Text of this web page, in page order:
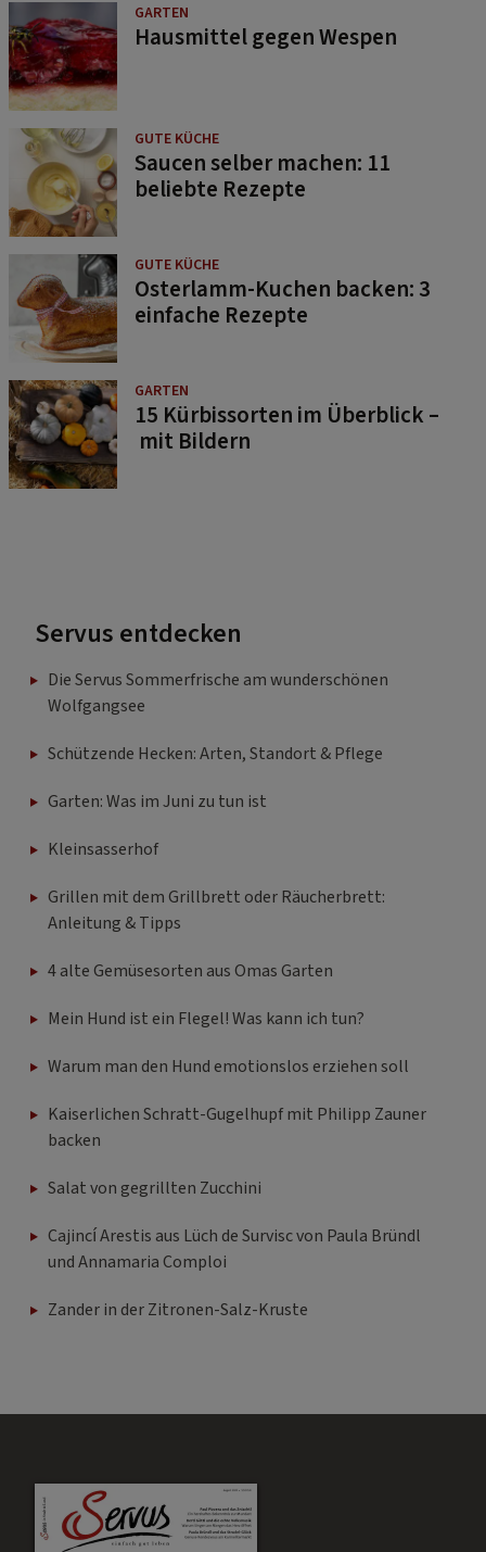
GARTEN
Hausmittel gegen Wespen
GUTE KÜCHE
Saucen selber machen: 11
beliebte Rezepte
GUTE KÜCHE
Osterlamm-Kuchen backen: 3
einfache Rezepte
GARTEN
15 Kürbissorten im Überblick –
mit Bildern
Servus entdecken
Die Servus Sommerfrische am wunderschönen
Wolfgangsee
Schützende Hecken: Arten, Standort & Pflege
Garten: Was im Juni zu tun ist
Kleinsasserhof
Grillen mit dem Grillbrett oder Räucherbrett:
Anleitung & Tipps
4 alte Gemüsesorten aus Omas Garten
Mein Hund ist ein Flegel! Was kann ich tun?
Warum man den Hund emotionslos erziehen soll
Kaiserlichen Schratt-Gugelhupf mit Philipp Zauner
backen
Salat von gegrillten Zucchini
Cajincí Arestis aus Lüch de Survisc von Paula Bründl
und Annamaria Comploi
Zander in der Zitronen-Salz-Kruste